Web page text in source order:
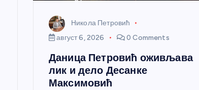
Никола Петровић
август 6, 2026
0 Comments
Даница Петровић оживљава
лик и дело Десанке
Максимовић